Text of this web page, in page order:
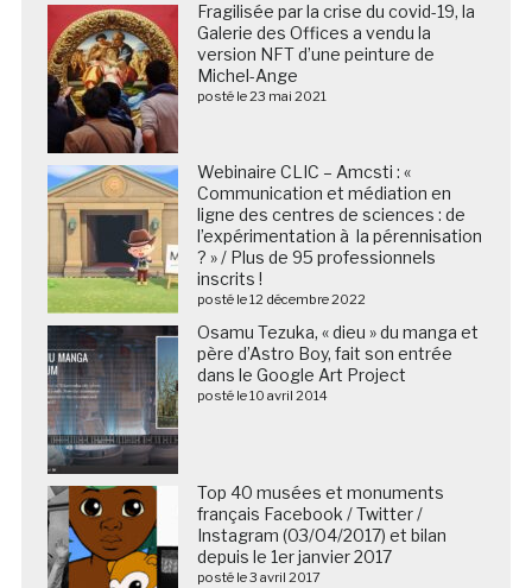
Fragilisée par la crise du covid-19, la
Galerie des Offices a vendu la
version NFT d’une peinture de
Michel-Ange
posté le 23 mai 2021
Webinaire CLIC – Amcsti : «
Communication et médiation en
ligne des centres de sciences : de
l’expérimentation à la pérennisation
? » / Plus de 95 professionnels
inscrits !
posté le 12 décembre 2022
Osamu Tezuka, « dieu » du manga et
père d’Astro Boy, fait son entrée
dans le Google Art Project
posté le 10 avril 2014
Top 40 musées et monuments
français Facebook / Twitter /
Instagram (03/04/2017) et bilan
depuis le 1er janvier 2017
posté le 3 avril 2017